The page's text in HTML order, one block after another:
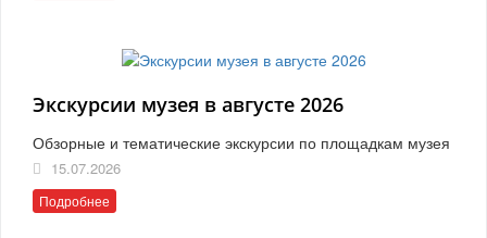
Экскурсии музея в августе 2026
Обзорные и тематические экскурсии по площадкам музея
15.07.2026
Подробнее